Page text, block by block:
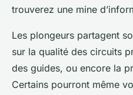
trouverez une mine
Les plongeurs partagent
sur la qualité des circuits
des guides, ou encore la
Certains pourront même